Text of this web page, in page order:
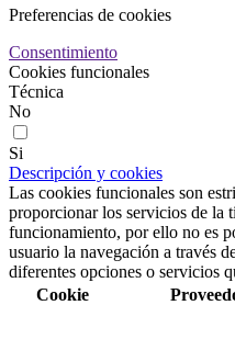
Preferencias de cookies
Consentimiento
Cookies funcionales
Técnica
No
Si
Descripción y cookies
Las cookies funcionales son
proporcionar los servicios de la
funcionamiento, por ello no es
usuario la navegación a través
diferentes opciones o servicios
Cookie